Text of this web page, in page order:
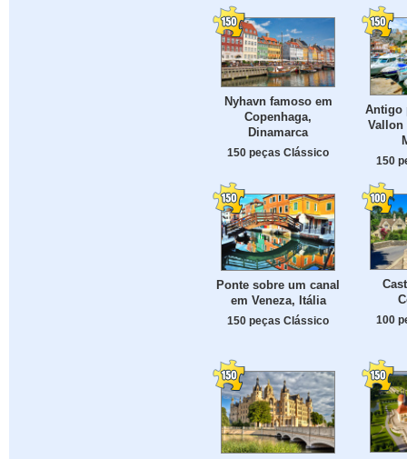
Nyhavn famoso em
Copenhaga,
Dinamarca
150 peças Clássico
Antigo
Vallon
150
Ponte sobre um canal
em Veneza, Itália
150 peças Clássico 100